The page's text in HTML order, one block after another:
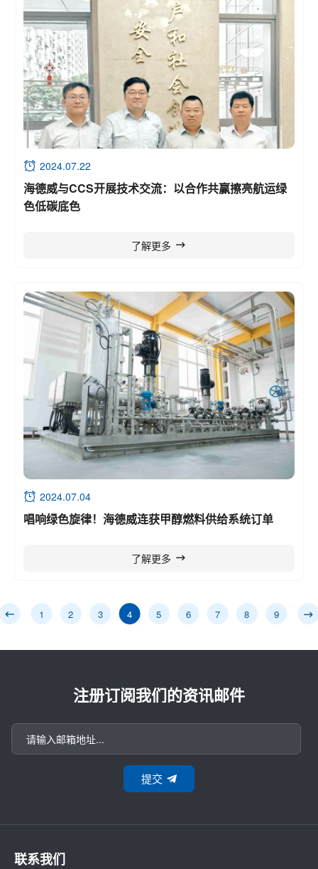
2024.07.22
海德威与CCS开展技术交流：以合作共赢擦亮航运绿
色低碳底色
了解更多
2024.07.04
唱响绿色旋律！海德威连获甲醇燃料供给系统订单
了解更多
1 2 3 4 5 6 7 8 9
注册订阅我们的资讯邮件
提交
联系我们